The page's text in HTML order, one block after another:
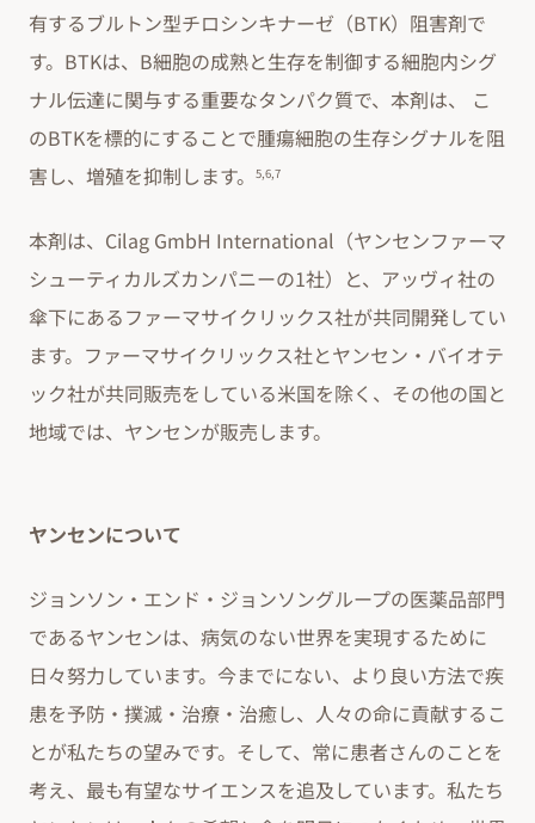
有するブルトン型チロシンキナーゼ（BTK）阻害剤で
す。BTKは、B細胞の成熟と生存を制御する細胞内シグ
ナル伝達に関与する重要なタンパク質で、本剤は、 こ
のBTKを標的にすることで腫瘍細胞の生存シグナルを阻
害し、増殖を抑制します。
5,6,7
本剤は、Cilag GmbH International（ヤンセンファーマ
シューティカルズカンパニーの1社）と、アッヴィ社の
傘下にあるファーマサイクリックス社が共同開発してい
ます。ファーマサイクリックス社とヤンセン・バイオテ
ック社が共同販売をしている米国を除く、その他の国と
地域では、ヤンセンが販売します。
ヤンセンについて
ジョンソン・エンド・ジョンソングループの医薬品部門
であるヤンセンは、病気のない世界を実現するために
日々努力しています。今までにない、より良い方法で疾
患を予防・撲滅・治療・治癒し、人々の命に貢献するこ
とが私たちの望みです。そして、常に患者さんのことを
考え、最も有望なサイエンスを追及しています。私たち